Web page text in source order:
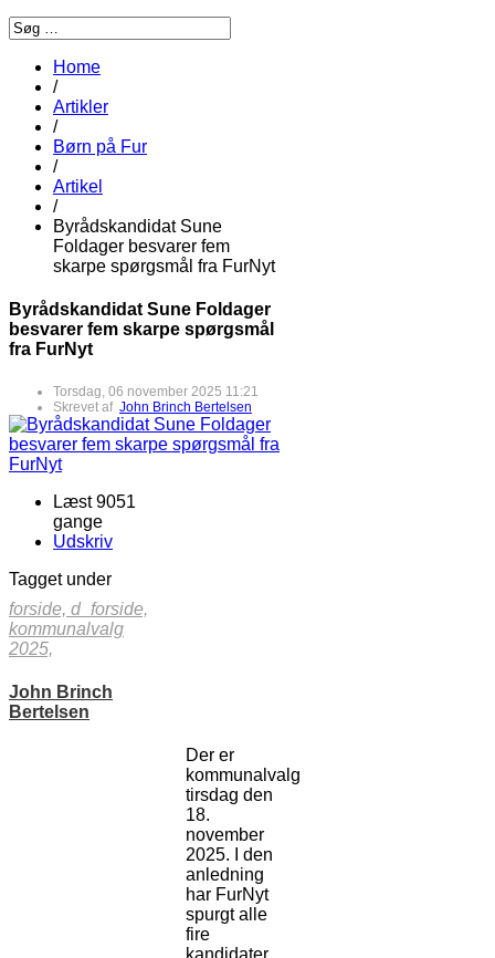
Home
/
Artikler
/
Børn på Fur
/
Artikel
/
Byrådskandidat Sune
Foldager besvarer fem
skarpe spørgsmål fra FurNyt
Byrådskandidat Sune Foldager
besvarer fem skarpe spørgsmål
fra FurNyt
Torsdag, 06 november 2025 11:21
Skrevet af John Brinch Bertelsen
Læst 9051
gange
Udskriv
Tagget under
forside, d_forside,
kommunalvalg
2025,
John Brinch
Bertelsen
Der er
kommunalvalg
tirsdag den
18.
november
2025. I den
anledning
har FurNyt
spurgt alle
fire
kandidater